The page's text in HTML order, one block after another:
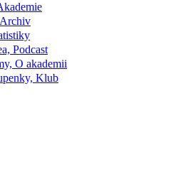
Podcast
O akademii
Klub